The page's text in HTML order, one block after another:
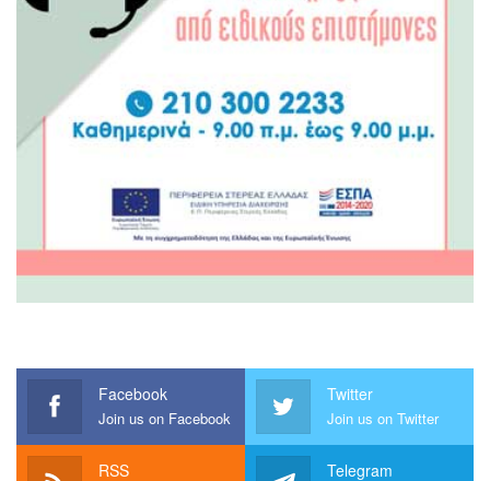
Facebook
Join us on Facebook
Twitter
Join us on Twitter
RSS Telegram